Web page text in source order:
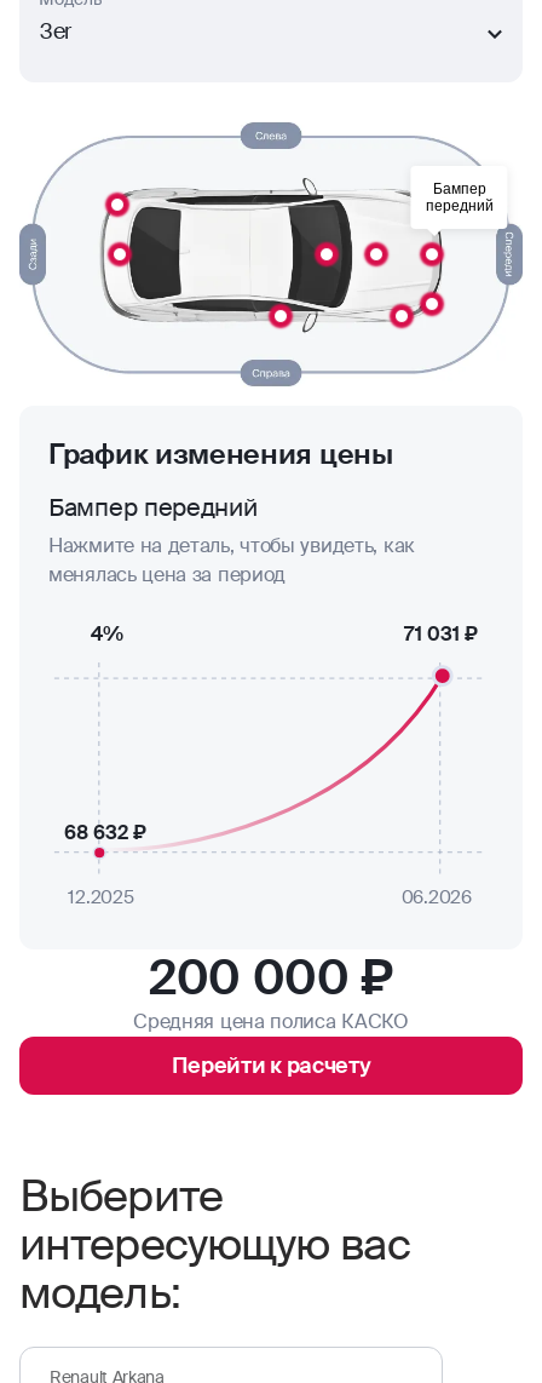
3er
Бампер
передний
График изменения цены
Бампер передний
Нажмите на деталь, чтобы увидеть, как
менялась цена за период
12.2025 06.2026
68 632 ₽
71 031 ₽
4%
200 000 ₽
Средняя цена полиса КАСКО
Перейти к расчету
Выберите
интересующую вас
модель:
Renault Arkana